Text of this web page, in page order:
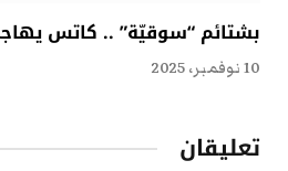
بشتائم “سوقيّة” .. كاتس
10 نوفمبر، 2025
تعليقان